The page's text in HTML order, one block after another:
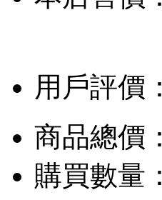
用戶評價：
商品總價：
購買數量：